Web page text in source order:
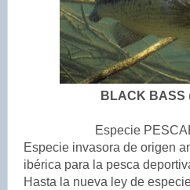
BLACK BASS
Especie
Especie invasora de origen
ibérica para la pesca
Hasta la nueva ley de